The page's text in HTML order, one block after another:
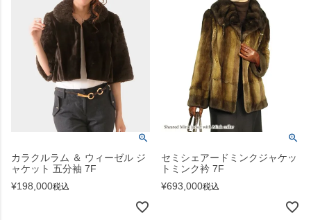
カラクルラム ＆ ウィーゼル ジ
ャケット 五分袖 7F
¥198,000税込
セミシェアードミンクジャケッ
トミンク衿 7F
¥693,000税込